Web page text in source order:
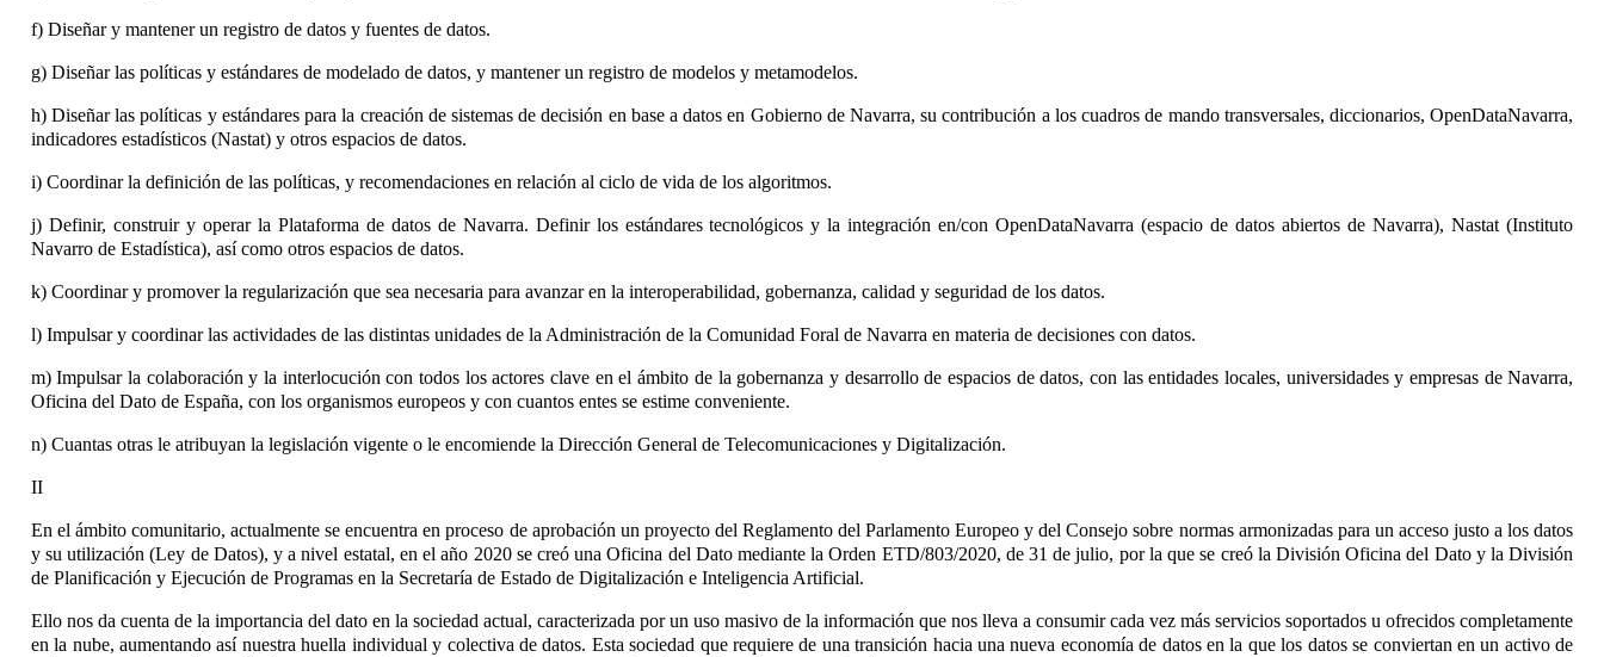
f) Diseñar y mantener un registro de datos y fuentes de datos.
g) Diseñar las políticas y estándares de modelado de datos, y mantener un registro de modelos y metamodelos.
h) Diseñar las políticas y estándares para la creación de sistemas de decisión en base a datos en Gobierno de Navarra, su contribución a los cuadros de mando transversales, diccionarios, OpenDataNavarra,
indicadores estadísticos (Nastat) y otros espacios de datos.
i) Coordinar la definición de las políticas, y recomendaciones en relación al ciclo de vida de los algoritmos.
j) Definir, construir y operar la Plataforma de datos de Navarra. Definir los estándares tecnológicos y la integración en/con OpenDataNavarra (espacio de datos abiertos de Navarra), Nastat (Instituto
Navarro de Estadística), así como otros espacios de datos.
k) Coordinar y promover la regularización que sea necesaria para avanzar en la interoperabilidad, gobernanza, calidad y seguridad de los datos.
l) Impulsar y coordinar las actividades de las distintas unidades de la Administración de la Comunidad Foral de Navarra en materia de decisiones con datos.
m) Impulsar la colaboración y la interlocución con todos los actores clave en el ámbito de la gobernanza y desarrollo de espacios de datos, con las entidades locales, universidades y empresas de Navarra,
Oficina del Dato de España, con los organismos europeos y con cuantos entes se estime conveniente.
n) Cuantas otras le atribuyan la legislación vigente o le encomiende la Dirección General de Telecomunicaciones y Digitalización.
II
En el ámbito comunitario, actualmente se encuentra en proceso de aprobación un proyecto del Reglamento del Parlamento Europeo y del Consejo sobre normas armonizadas para un acceso justo a los datos
y su utilización (Ley de Datos), y a nivel estatal, en el año 2020 se creó una Oficina del Dato mediante la Orden ETD/803/2020, de 31 de julio, por la que se creó la División Oficina del Dato y la División
de Planificación y Ejecución de Programas en la Secretaría de Estado de Digitalización e Inteligencia Artificial.
Ello nos da cuenta de la importancia del dato en la sociedad actual, caracterizada por un uso masivo de la información que nos lleva a consumir cada vez más servicios soportados u ofrecidos completamente
en la nube, aumentando así nuestra huella individual y colectiva de datos. Esta sociedad que requiere de una transición hacia una nueva economía de datos en la que los datos se conviertan en un activo de